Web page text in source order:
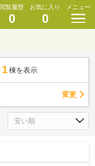
閲覧履歴
0
お気に入り
0
メニュー
1 棟を表示
変更